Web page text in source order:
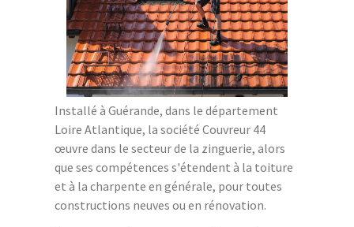
Installé à Guérande, dans le département
Loire Atlantique, la société Couvreur 44
œuvre dans le secteur de la zinguerie, alors
que ses compétences s'étendent à la toiture
et à la charpente en générale, pour toutes
constructions neuves ou en rénovation.